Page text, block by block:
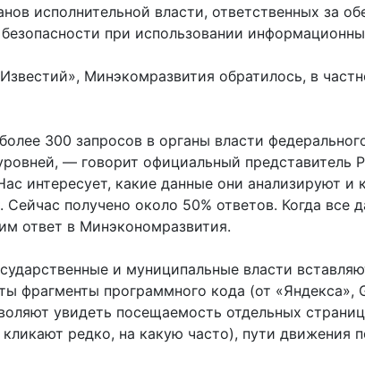
исполнительной власти, ответственных за
при использовании
Минэкомразвития обратилось, в
300 запросов в органы власти
— говорит официальный представитель
интересует, какие данные они анализируют и
Сейчас получено около 50% ответов. Когда все
ответ в Минэкономразвития.
и муниципальные власти
фрагменты программного кода (от «Яндекса»,
увидеть посещаемость отдельных
редко, на какую часто), пути движения